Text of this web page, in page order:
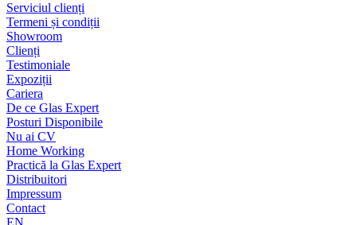
Serviciul clienți
Termeni și condiții
Showroom
Clienți
Testimoniale
Expoziții
Cariera
De ce Glas Expert
Posturi Disponibile
Nu ai CV
Home Working
Practică la Glas Expert
Distribuitori
Impressum
Contact
EN